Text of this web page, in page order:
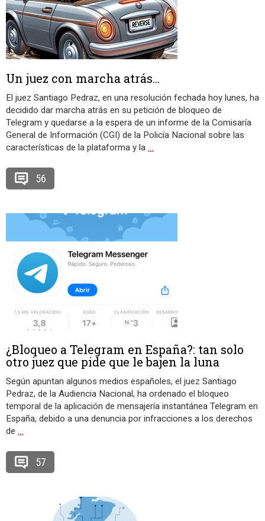
Un juez con marcha atrás…
El juez Santiago Pedraz, en una resolución fechada hoy lunes, ha
decidido dar marcha atrás en su petición de bloqueo de
Telegram y quedarse a la espera de un informe de la Comisaría
General de Información (CGI) de la Policía Nacional sobre las
características de la plataforma y la …
56
¿Bloqueo a Telegram en España?: tan solo
otro juez que pide que le bajen la luna
Según apuntan algunos medios españoles, el juez Santiago
Pedraz, de la Audiencia Nacional, ha ordenado el bloqueo
temporal de la aplicación de mensajería instantánea Telegram en
España, debido a una denuncia por infracciones a los derechos
de …
57